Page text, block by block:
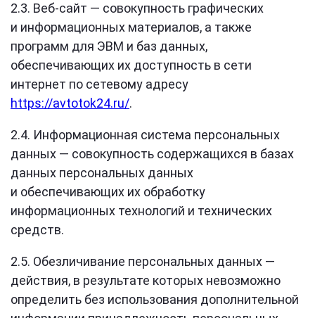
2.3. Веб-сайт — совокупность графических
и информационных материалов, а также
программ для ЭВМ и баз данных,
обеспечивающих их доступность в сети
интернет по сетевому адресу
https://avtotok24.ru/.
2.4. Информационная система персональных
данных — совокупность содержащихся в базах
данных персональных данных
и обеспечивающих их обработку
информационных технологий и технических
средств.
2.5. Обезличивание персональных данных —
действия, в результате которых невозможно
определить без использования дополнительной